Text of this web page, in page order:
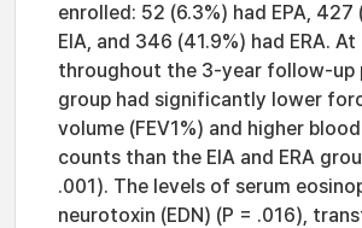
enrolled: 52 (6.3%) had EPA, 427
EIA, and 346 (41.9%) had ERA.
throughout the 3-year follow-up
group had significantly lower
volume (FEV1%) and higher
counts than the EIA and ERA
.001). The levels of serum
neurotoxin (EDN) (P = .016),